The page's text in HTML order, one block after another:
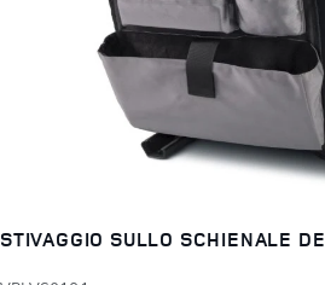
STIVAGGIO SULLO SCHIENALE